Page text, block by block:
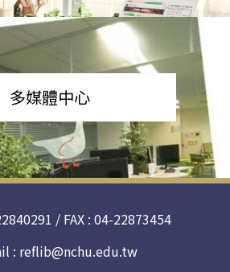
多媒體中心
/ FAX : 04-22873454
: reflib@nchu.edu.tw